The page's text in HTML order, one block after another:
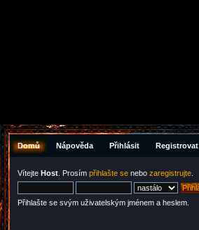
Domů Nápověda Přihlásit Registrovat
Vítejte Host . Prosím přihlašte se nebo zaregistrujte
Přihlašte se svým uživatelským jménem a heslem.